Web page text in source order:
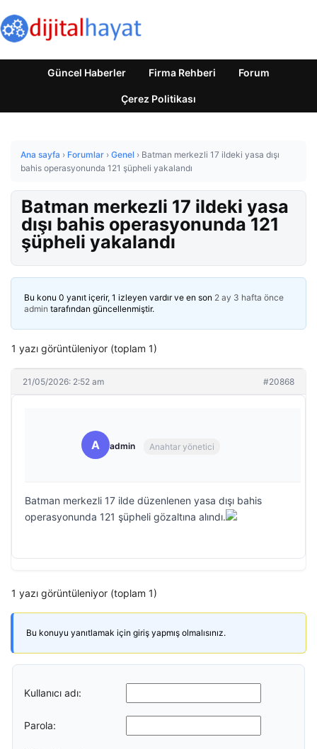
Güncel Haberler Firma Rehberi Forum
Çerez Politikası
Ana sayfa › Forumlar › Genel › Batman merkezli 17 ildeki yasa dışı
bahis operasyonunda 121 şüpheli yakalandı
Batman merkezli 17 ildeki yasa
dışı bahis operasyonunda 121
şüpheli yakalandı
Bu konu 0 yanıt içerir, 1 izleyen vardır ve en son 2 ay 3 hafta önce
admin tarafından güncellenmiştir.
1 yazı görüntüleniyor (toplam 1)
21/05/2026: 2:52 am #20868
A admin Anahtar yönetici
Batman merkezli 17 ilde düzenlenen yasa dışı bahis
operasyonunda 121 şüpheli gözaltına alındı.
1 yazı görüntüleniyor (toplam 1)
Bu konuyu yanıtlamak için giriş yapmış olmalısınız.
Kullanıcı adı:
Parola: